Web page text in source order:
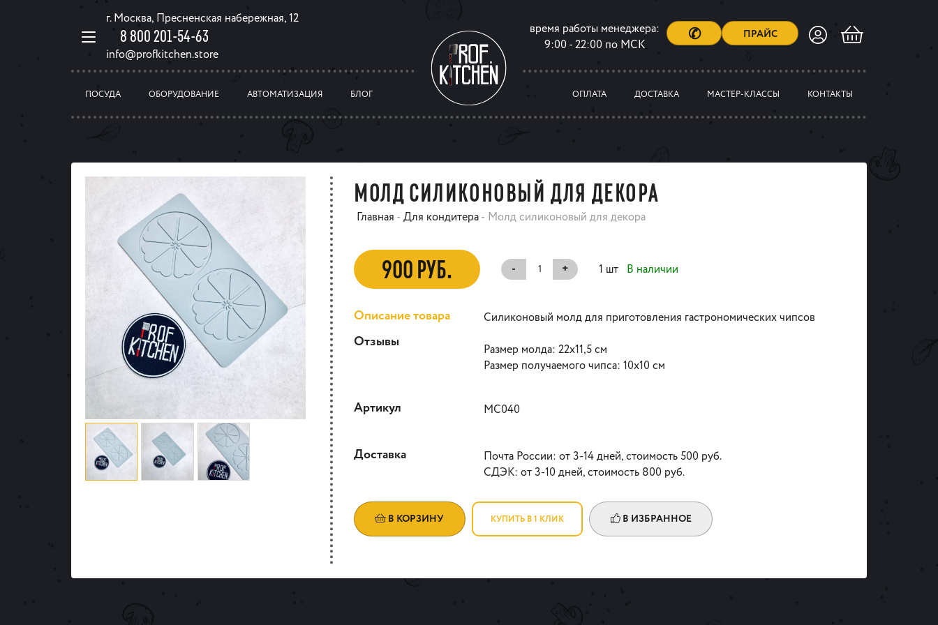
г. Москва, Пресненская набережная, 12
8 800 201-54-63
info@profkitchen.store
время работы менеджера:
9:00 - 22:00 по МСК
✆ ПРАЙС
ПОСУДА ОБОРУДОВАНИЕ АВТОМАТИЗАЦИЯ БЛОГ ОПЛАТА ДОСТАВКА МАСТЕР-КЛАССЫ КОНТАКТЫ
МОЛД СИЛИКОНОВЫЙ ДЛЯ ДЕКОРА
Главная - Для кондитера- Молд силиконовый для декора
900 РУБ. - + 1 шт В наличии
Описание товара
Отзывы
Силиконовый молд для приготовления гастрономических чипсов
Размер молда: 22х11,5 см
Размер получаемого чипса: 10х10 см
Артикул МС040
Доставка
Почта России: от 3-14 дней, стоимость 500 руб.
СДЭК: от 3-10 дней, стоимость 800 руб.
В КОРЗИНУ КУПИТЬ В 1 КЛИК В ИЗБРАННОЕ